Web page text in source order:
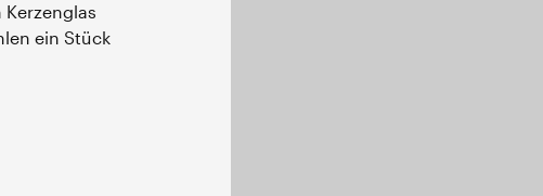
ein Stück